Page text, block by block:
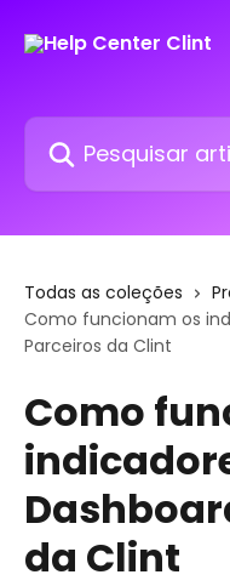
Pesquisar artigos...
Todas as coleções
Como funcionam os
Parceiros da Clint
Como
da Clint